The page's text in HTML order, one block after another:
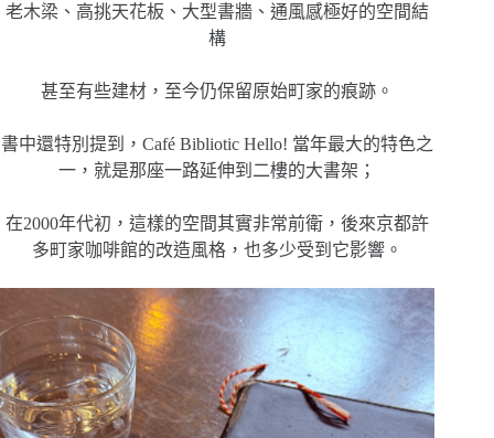
老木梁、高挑天花板、大型書牆、通風感極好的空間結
構
甚至有些建材，至今仍保留原始町家的痕跡。
書中還特別提到，Café Bibliotic Hello! 當年最大的特色之
一，就是那座一路延伸到二樓的大書架；
在2000年代初，這樣的空間其實非常前衛，後來京都許
多町家咖啡館的改造風格，也多少受到它影響。